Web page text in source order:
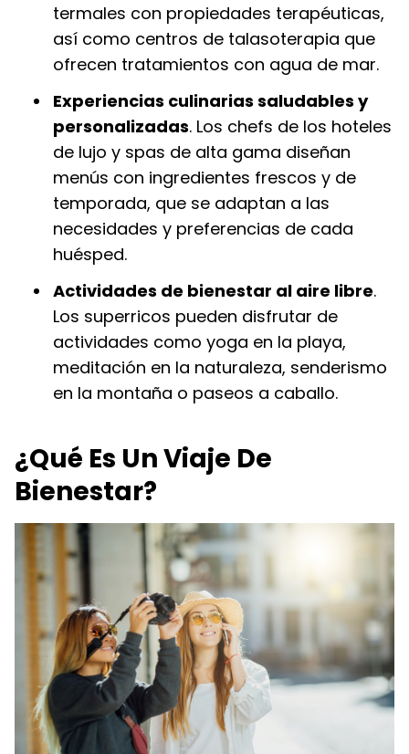
termales con propiedades terapéuticas,
así como centros de talasoterapia que
ofrecen tratamientos con agua de mar.
Experiencias culinarias saludables y
personalizadas. Los chefs de los hoteles
de lujo y spas de alta gama diseñan
menús con ingredientes frescos y de
temporada, que se adaptan a las
necesidades y preferencias de cada
huésped.
Actividades de bienestar al aire libre.
Los superricos pueden disfrutar de
actividades como yoga en la playa,
meditación en la naturaleza, senderismo
en la montaña o paseos a caballo.
¿Qué Es Un Viaje De
Bienestar?